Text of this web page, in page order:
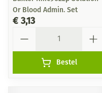
Or Blood Admin. Set
€ 3,13
Bestel